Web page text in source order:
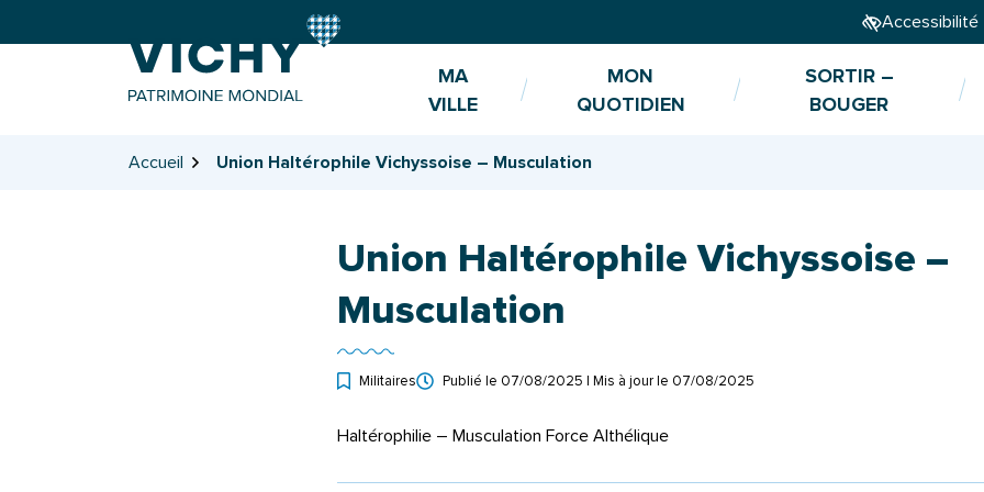
Accessibilité
MA
VILLE
MON
QUOTIDIEN
SORTIR –
BOUGER
Accueil Union Haltérophile Vichyssoise – Musculation
Union Haltérophile Vichyssoise –
Musculation
Militaires Publié le 07/08/2025 | Mis à jour le 07/08/2025
Haltérophilie – Musculation Force Althélique